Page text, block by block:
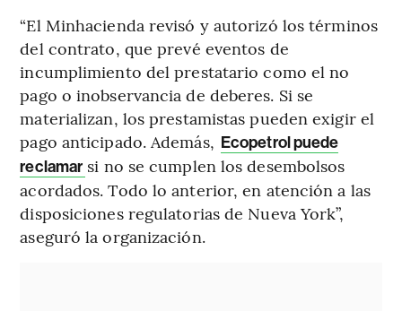
“El Minhacienda revisó y autorizó los términos
del contrato, que prevé eventos de
incumplimiento del prestatario como el no
pago o inobservancia de deberes. Si se
materializan, los prestamistas pueden exigir el
pago anticipado. Además, Ecopetrol puede
reclamar si no se cumplen los desembolsos
acordados. Todo lo anterior, en atención a las
disposiciones regulatorias de Nueva York”,
aseguró la organización.